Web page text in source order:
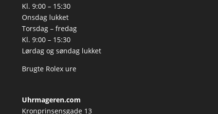
Kl. 9:00 – 15:30
Onsdag lukket
Torsdag – fredag
Kl. 9:00 – 15:30
Lørdag og søndag lukket
Brugte Rolex ure
Uhrmageren.com
Kronprinsensgade 13